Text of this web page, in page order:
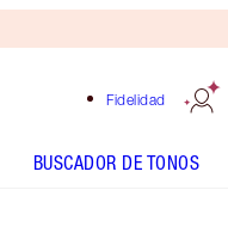
Fidelidad
BUSCADOR DE TONOS